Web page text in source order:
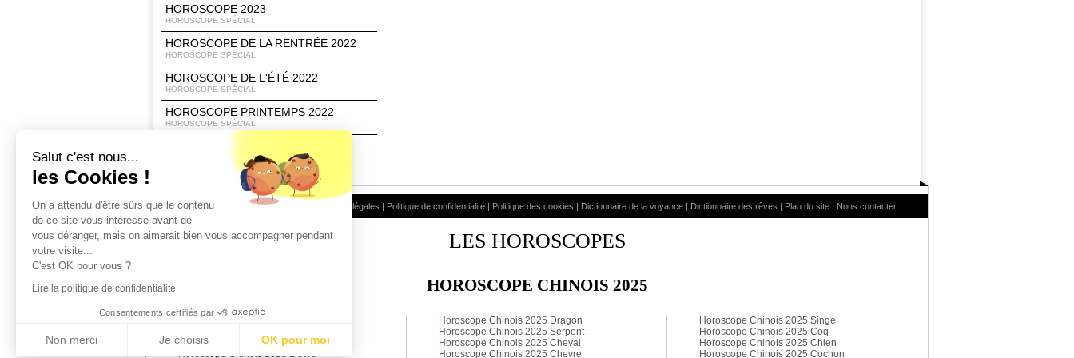
HOROSCOPE 2023
HOROSCOPE SPÉCIAL
HOROSCOPE DE LA RENTRÉE 2022
HOROSCOPE SPÉCIAL
HOROSCOPE DE L'ÉTÉ 2022
HOROSCOPE SPÉCIAL
HOROSCOPE PRINTEMPS 2022
HOROSCOPE SPÉCIAL
HOROSCOPE 2022
HOROSCOPE SPÉCIAL
Conditions d'utilisation|Espace Client Infos légales | Politique de confidentialité| Politique des cookies | Dictionnaire de la voyance| Dictionnaire des rêves | Plan du site| Nous contacter
LES HOROSCOPES
HOROSCOPE CHINOIS 2025
Horoscope Chinois 2025 Rat
Horoscope Chinois 2025 Tigre
Horoscope Chinois 2025 Lievre
Horoscope Chinois 2025 Dragon
Horoscope Chinois 2025 Serpent
Horoscope Chinois 2025 Cheval
Horoscope Chinois 2025 Chevre
Horoscope Chinois 2025 Singe
Horoscope Chinois 2025 Coq
Horoscope Chinois 2025 Chien
Horoscope Chinois 2025 Cochon
Salut c'est nous...
les Cookies !
On a attendu d'être sûrs que le contenu
de ce site vous intéresse avant de
vous déranger, mais on aimerait bien vous accompagner pendant
votre visite...
C'est OK pour vous ?
Lire la politique de confidentialité
Consentements certifiés par
Non merci Je choisis OK pour moi